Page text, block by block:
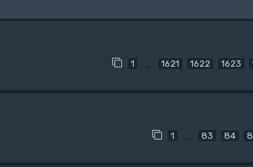
1 … 1621 1622 1623
1 83 84